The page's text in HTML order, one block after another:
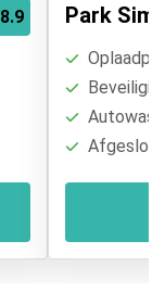
8.9 Park